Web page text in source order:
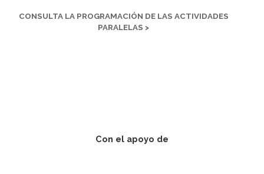
CONSULTA LA PROGRAMACIÓN DE LAS ACTIVIDADES
PARALELAS >
Con el apoyo de